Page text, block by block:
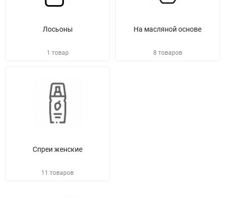
Лосьоны
1 товар
На масляной основе
8 товаров
Спреи женские
11 товаров